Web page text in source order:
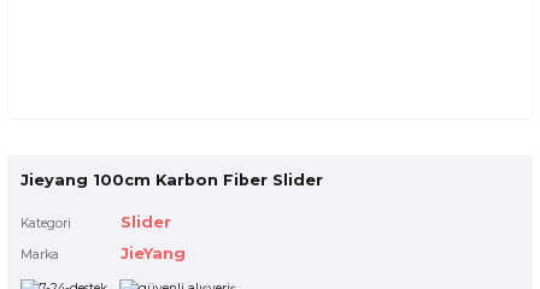
Jieyang 100cm Karbon Fiber Slider
Kategori Slider
Marka JieYang